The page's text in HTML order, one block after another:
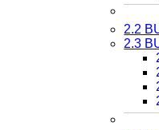
2.2
2.3